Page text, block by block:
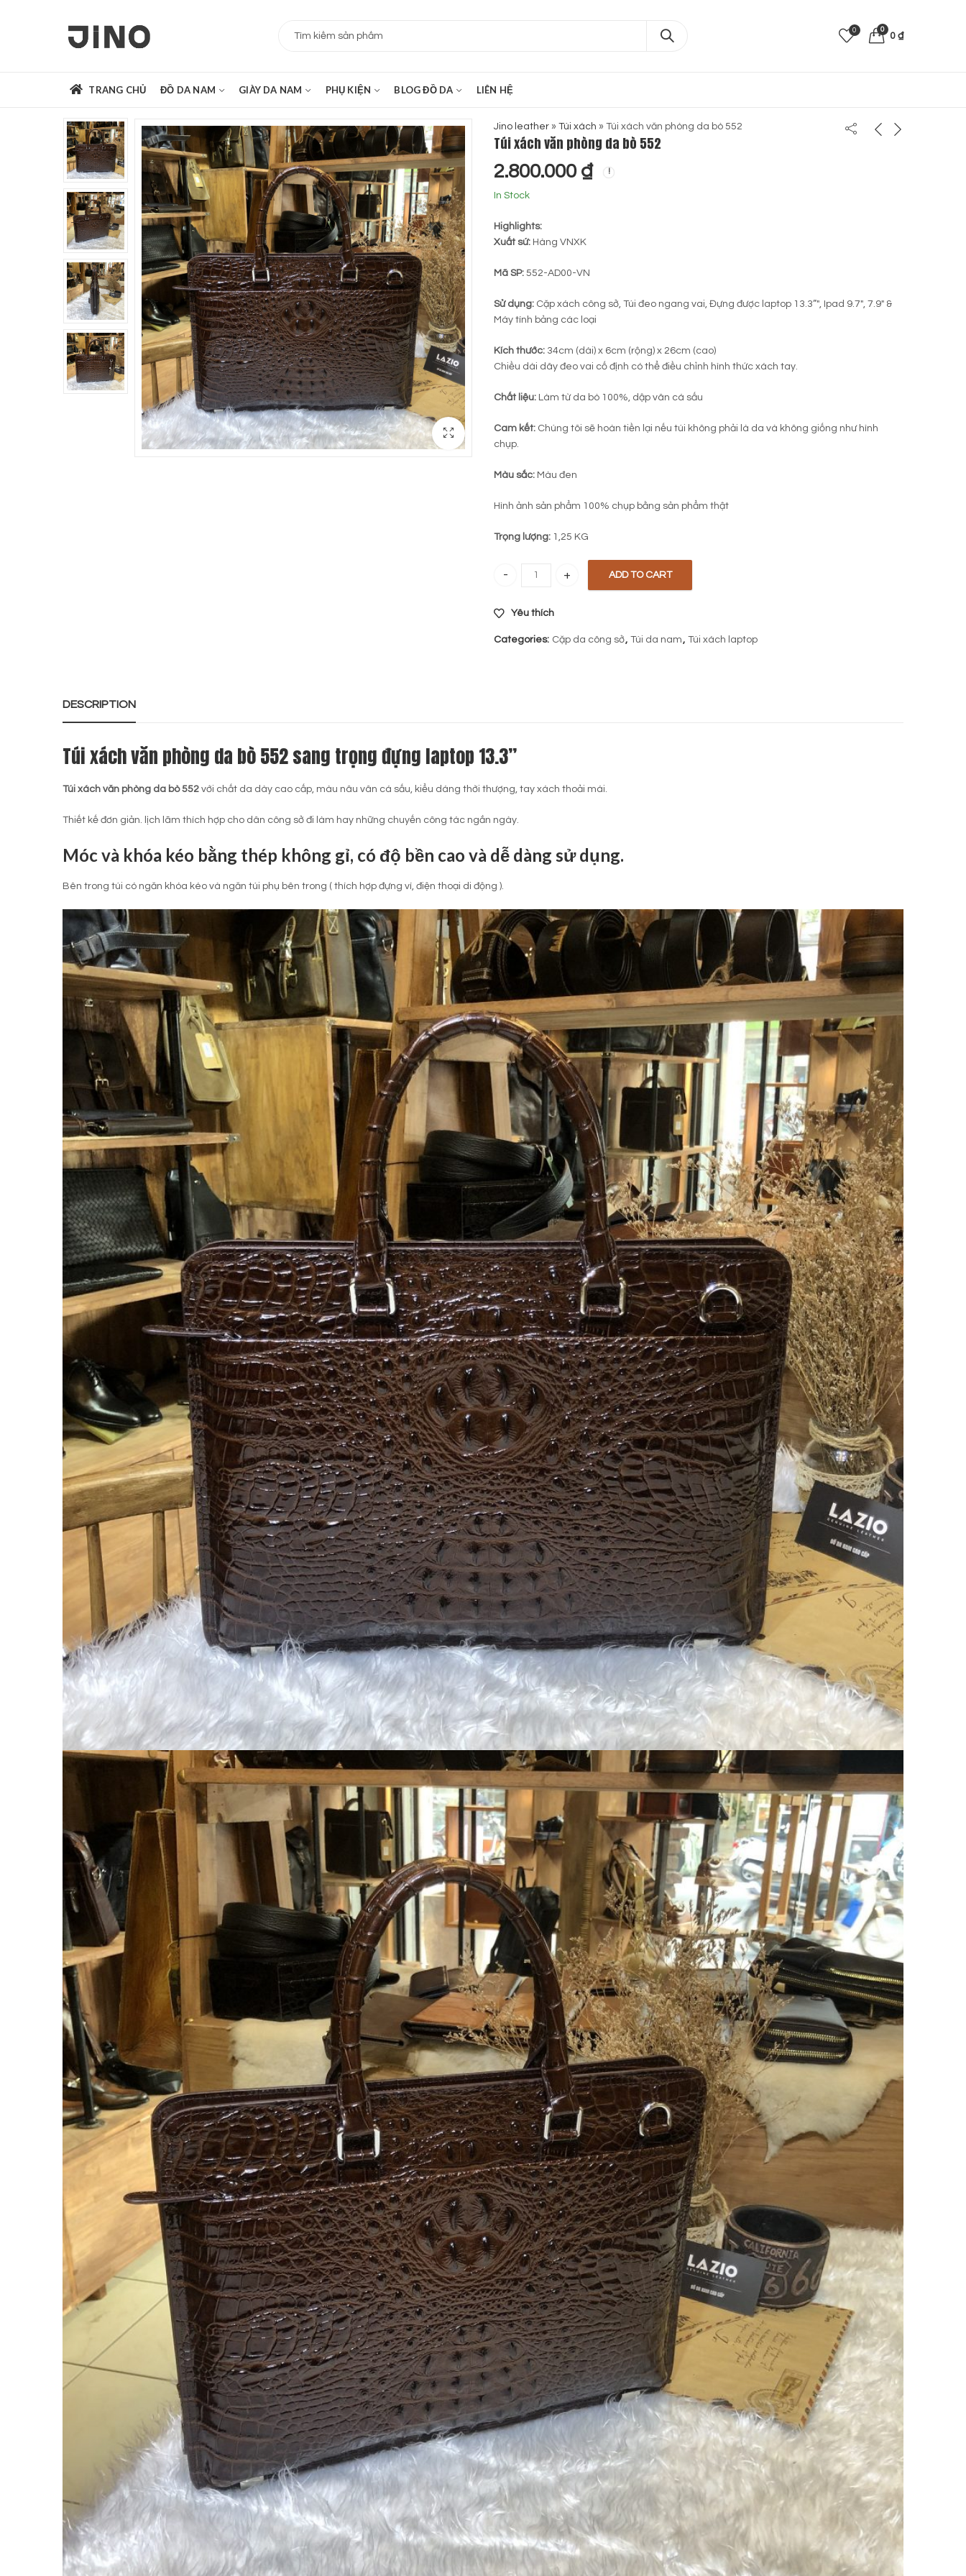
0 0
0 ₫
TRANG CHỦ ĐỒ DA NAM GIÀY DA NAM PHỤ KIỆN BLOG ĐỒ DA LIÊN HỆ
Jino leather » Túi xách » Túi xách văn phòng da bò 552
Túi xách văn phòng da bò 552
2.800.000 ₫
In Stock
Highlights:
Xuất sứ: Hàng VNXK
Mã SP: 552-AD00-VN
Sử dụng: Cặp xách công sở, Túi đeo ngang vai, Đựng được laptop 13.3”″, Ipad 9.7″, 7.9″ &
Máy tính bảng các loại
Kích thước: 34cm (dài) x 6cm (rộng) x 26cm (cao)
Chiều dài dây đeo vai cố định có thể điều chỉnh hình thức xách tay.
Chất liệu: Làm từ da bò 100%, dập vân cá sấu
Cam kết: Chúng tôi sẽ hoàn tiền lại nếu túi không phải là da và không giống như hình
chụp.
Màu sắc: Màu đen
Hình ảnh sản phẩm 100% chụp bằng sản phẩm thật
Trọng lượng: 1,25 KG
Túi xách văn phòng da bò 552 quantity
ADD TO CART
Yêu thích
Categories: Cặp da công sở, Túi da nam, Túi xách laptop
DESCRIPTION
Túi xách văn phòng da bò 552 sang trọng đựng laptop 13.3”
Túi xách văn phòng da bò 552 với chất da dày cao cấp, màu nâu vân cá sấu, kiểu dáng thời thượng, tay xách thoải mái.
Thiết kế đơn giản. lịch lãm thích hợp cho dân công sở đi làm hay những chuyến công tác ngắn ngày.
Móc và khóa kéo bằng thép không gỉ, có độ bền cao và dễ dàng sử dụng.
Bên trong túi có ngăn khóa kéo và ngăn túi phụ bên trong ( thích hợp đựng ví, điện thoại di động ).